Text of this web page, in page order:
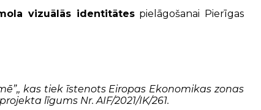
vizuālās identitātespielāgošanai Pierīgas
kas tiek īstenots Eiropas Ekonomikas zonas
līgums Nr. AIF/2021/IK/261.